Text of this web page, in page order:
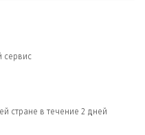
сервис
стране в течение 2 дней